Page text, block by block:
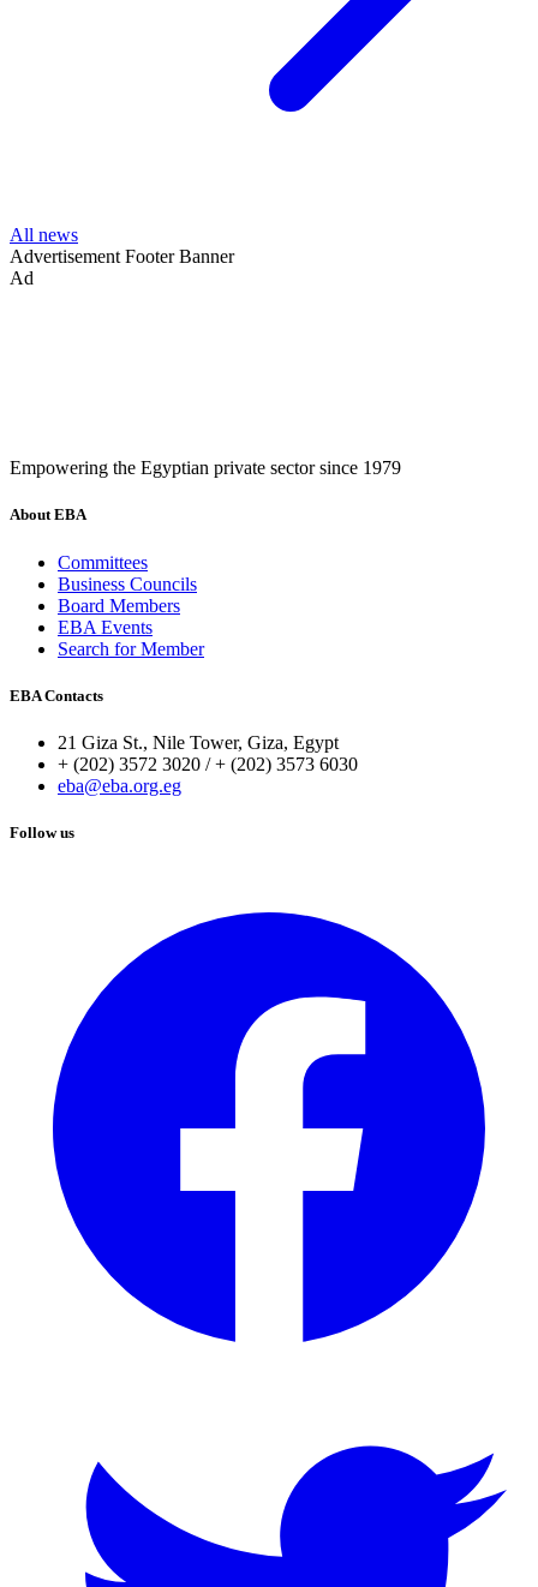
All news
Advertisement Footer Banner
Ad
Empowering the Egyptian private sector since 1979
About EBA
Committees
Business Councils
Board Members
EBA Events
Search for Member
EBA Contacts
21 Giza St., Nile Tower, Giza, Egypt
+ (202) 3572 3020 / + (202) 3573 6030
eba@eba.org.eg
Follow us